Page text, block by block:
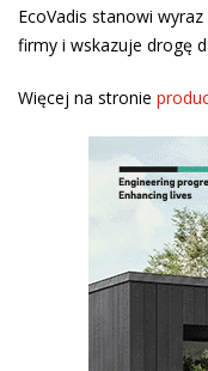
EcoVadis stanowi
firmy i wskazuje drogę
Więcej na stronie